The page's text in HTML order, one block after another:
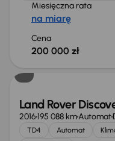
Miesięczna rata
na miarę
Cena
200 000 zł
Land Rover
2016195 088 kmAutomat
TD4 Automat